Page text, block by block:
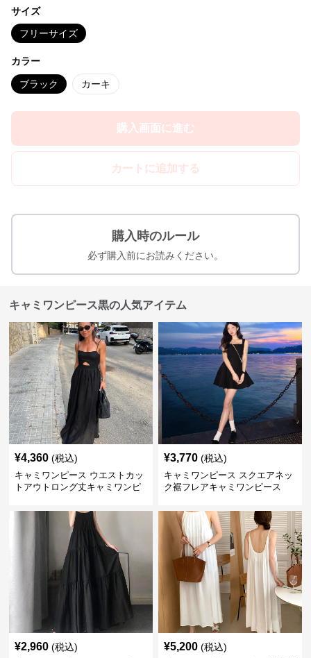
サイズ
フリーサイズ
カラー
ブラック カーキ
購入画面に進む
カートに追加する
購入時のルール
必ず購入前にお読みください。
キャミワンピース黒の人気アイテム
¥4,360 (税込)
キャミワンピース ウエストカッ
トアウトロング丈キャミワンピ
¥3,770 (税込)
キャミワンピース スクエアネッ
ク裾フレアキャミワンピース
¥2,960 (税込) ¥5,200 (税込)